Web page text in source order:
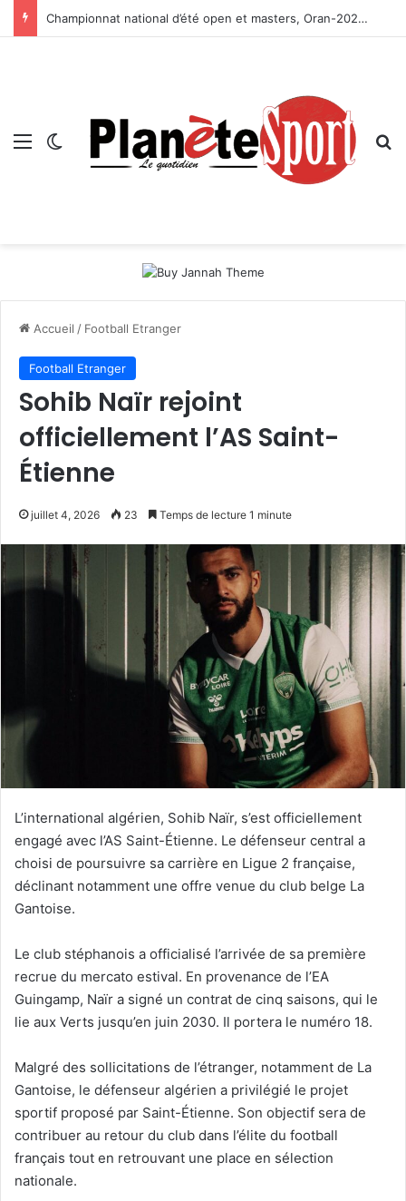
Championnat national d’été open et masters, Oran-2026 — Le CRB s’adjuge le titre
Menu Switch skin
Accueil / Football Etranger
Football Etranger
Sohib Naïr rejoint
officiellement l’AS Saint-
Étienne
juillet 4, 2026 23 Temps de lecture 1 minute
L’international algérien, Sohib Naïr, s’est officiellement
engagé avec l’AS Saint-Étienne. Le défenseur central a
choisi de poursuivre sa carrière en Ligue 2 française,
déclinant notamment une offre venue du club belge La
Gantoise.
Le club stéphanois a officialisé l’arrivée de sa première
recrue du mercato estival. En provenance de l’EA
Guingamp, Naïr a signé un contrat de cinq saisons, qui le
lie aux Verts jusqu’en juin 2030. Il portera le numéro 18.
Malgré des sollicitations de l’étranger, notamment de La
Gantoise, le défenseur algérien a privilégié le projet
sportif proposé par Saint-Étienne. Son objectif sera de
contribuer au retour du club dans l’élite du football
français tout en retrouvant une place en sélection
nationale.